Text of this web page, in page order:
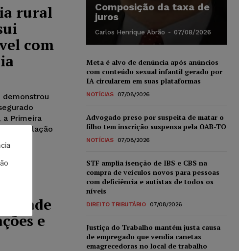
rural
com
demonstrou
Primeira
de apelação
e
Composição da taxa de
juros
Carlos Henrique Abrão - 07/08/2026
Meta é alvo de denúncia após anúncios
com conteúdo sexual infantil gerado por
IA circularem em suas plataformas
NOTÍCIAS 07/08/2026
Advogado preso por suspeita de matar o
filho tem inscrição suspensa pela OAB-TO
NOTÍCIAS 07/08/2026
STF amplia isenção de IBS e CBS na
compra de veículos novos para pessoas
com deficiência e autistas de todos os
níveis
DIREITO TRIBUTÁRIO 07/08/2026
Justiça do Trabalho mantém justa causa
de empregado que vendia canetas
emagrecedoras no local de trabalho